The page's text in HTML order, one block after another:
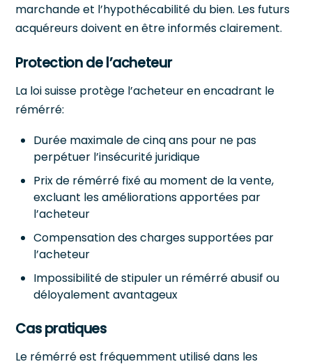
marchande et l’hypothécabilité du bien. Les futurs
acquéreurs doivent en être informés clairement.
Protection de l’acheteur
La loi suisse protège l’acheteur en encadrant le
rémérré:
Durée maximale de cinq ans pour ne pas
perpétuer l’insécurité juridique
Prix de rémérré fixé au moment de la vente,
excluant les améliorations apportées par
l’acheteur
Compensation des charges supportées par
l’acheteur
Impossibilité de stipuler un rémérré abusif ou
déloyalement avantageux
Cas pratiques
Le rémérré est fréquemment utilisé dans les